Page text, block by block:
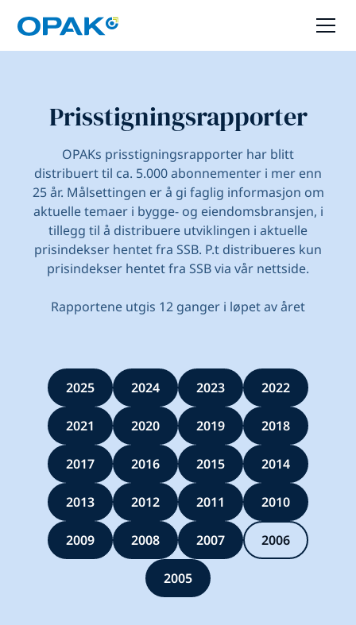
Prisstigningsrapporter
OPAKs prisstigningsrapporter har blitt
distribuert til ca. 5.000 abonnementer i mer enn
25 år. Målsettingen er å gi faglig informasjon om
aktuelle temaer i bygge- og eiendomsbransjen, i
tillegg til å distribuere utviklingen i aktuelle
prisindekser hentet fra SSB. P.t distribueres kun
prisindekser hentet fra SSB via vår nettside.
Rapportene utgis 12 ganger i løpet av året
2025 2024 2023 2022
2021 2020 2019 2018
2017 2016 2015 2014
2013 2012 2011 2010
2009 2008 2007 2006
2005